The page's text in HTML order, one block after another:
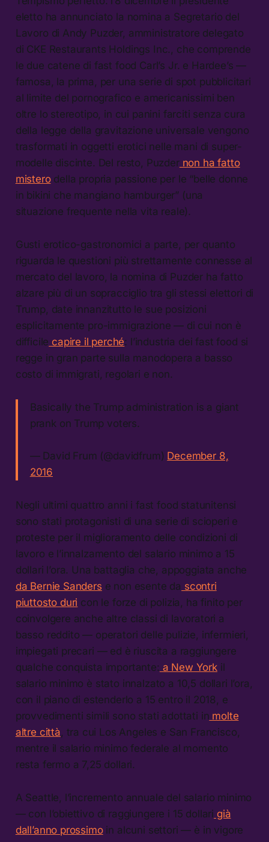
eletto ha annunciato la nomina a Segretario del
Lavoro di Andy Puzder, amministratore delegato
di CKE Restaurants Holdings Inc., che comprende
le due catene di fast food Carl’s Jr. e Hardee’s —
famosa, la prima, per una serie di spot pubblicitari
al limite del pornografico e americanissimi ben
oltre lo stereotipo, in cui panini farciti senza cura
della legge della gravitazione universale vengono
trasformati in oggetti erotici nelle mani di super-
modelle discinte. Del resto, Puzdernon ha fatto
misterodella propria passione per le “belle donne
in bikini che mangiano hamburger” (una
situazione frequente nella vita reale).
Gusti erotico-gastronomici a parte, per quanto
riguarda le questioni più strettamente connesse al
mercato del lavoro, la nomina di Puzder ha fatto
alzare più di un sopracciglio tra gli stessi elettori di
Trump, date innanzitutto le sue posizioni
esplicitamente pro-immigrazione — di cui non è
difficile capire il perché: l’industria dei fast food si
regge in gran parte sulla manodopera a basso
costo di immigrati, regolari e non.
Basically the Trump administration is a giant
prank on Trump voters.
— David Frum (@davidfrum) December 8,
2016
Negli ultimi quattro anni i fast food statunitensi
sono stati protagonisti di una serie di scioperi e
proteste per il miglioramento delle condizioni di
lavoro e l’innalzamento del salario minimo a 15
dollari l’ora. Una battaglia che, appoggiata anche
da Bernie Sanders e non esente da scontri
piuttosto duri con le forze di polizia, ha finito per
coinvolgere anche altre classi di lavoratori a
basso reddito — operatori delle pulizie, infermieri,
impiegati precari — ed è riuscita a raggiungere
qualche conquista importante: a New Yorkil
salario minimo è stato innalzato a 10,5 dollari l’ora,
con il piano di estenderlo a 15 entro il 2018, e
provvedimenti simili sono stati adottati in molte
altre città , tra cui Los Angeles e San Francisco,
mentre il salario minimo federale al momento
resta fermo a 7,25 dollari.
A Seattle, l’incremento annuale del salario minimo
— con l’obiettivo di raggiungere i 15 dollari già
dall’anno prossimoin alcuni settori — è in vigore